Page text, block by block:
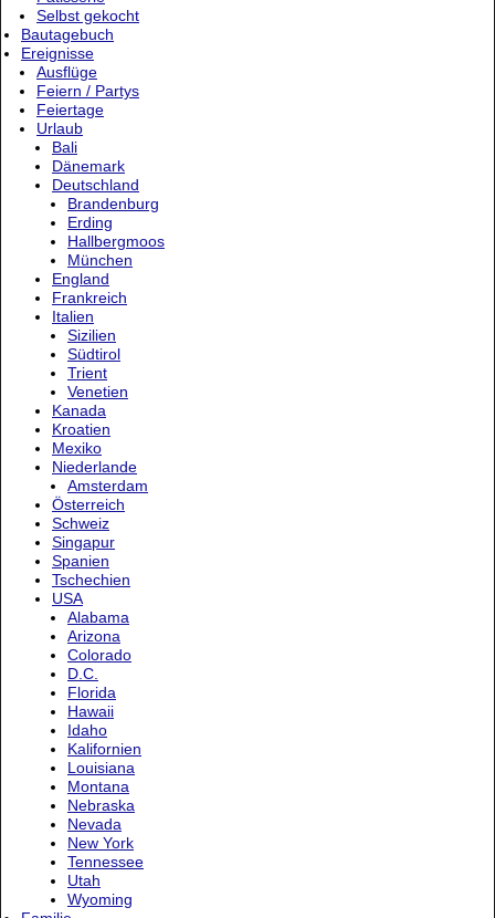
Selbst gekocht
Bautagebuch
Ereignisse
Ausflüge
Feiern / Partys
Feiertage
Urlaub
Bali
Dänemark
Deutschland
Brandenburg
Erding
Hallbergmoos
München
England
Frankreich
Italien
Sizilien
Südtirol
Trient
Venetien
Kanada
Kroatien
Mexiko
Niederlande
Amsterdam
Österreich
Schweiz
Singapur
Spanien
Tschechien
USA
Alabama
Arizona
Colorado
D.C.
Florida
Hawaii
Idaho
Kalifornien
Louisiana
Montana
Nebraska
Nevada
New York
Tennessee
Utah
Wyoming